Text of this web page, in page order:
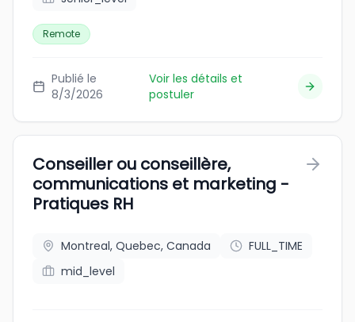
Remote
Publié le
8/3/2026
Voir les détails et
postuler
Conseiller ou conseillère,
communications et marketing -
Pratiques RH
Montreal, Quebec, Canada
FULL_TIME
mid_level